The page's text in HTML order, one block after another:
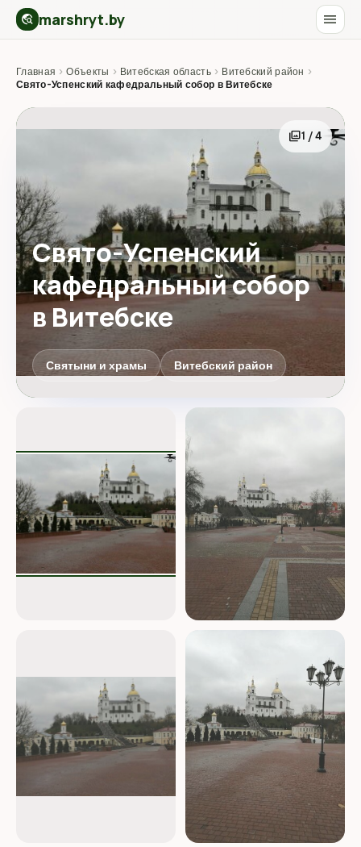
travel_explore marshryt.by menu
Главная › Объекты › Витебская область › Витебский район ›
Свято-Успенский кафедральный собор в Витебске
photo_library1 / 4
Свято-Успенский
кафедральный собор
в Витебске
Святыни и храмы Витебский район